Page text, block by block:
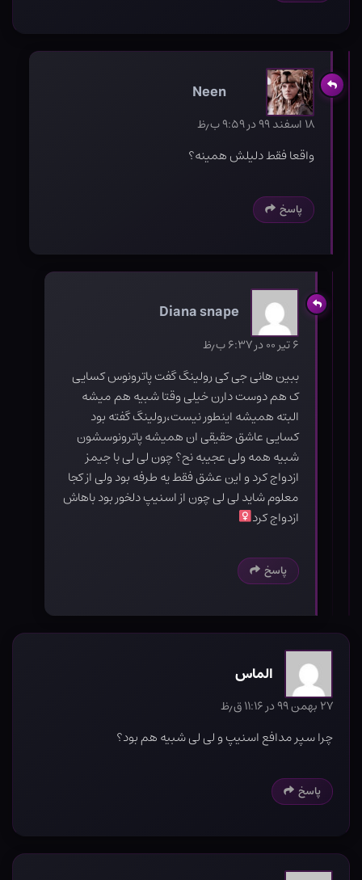
Neen
۱۸ اسفند ۹۹ در ۹:۵۹ ب٫ظ
واقعا فقط دلیلش همینه؟
پاسخ
Diana snape
۶ تیر ۰۰ در ۶:۳۷ ب٫ظ
ببین هانی جی کی رولینگ گفت پاترونوس کسایی
ک هم دوست دارن خیلی وقتا شبیه هم میشه
البته همیشه اینطور نیست،رولینگ گفته بود
کسایی عاشق حقیقی ان همیشه پاترونوسشون
شبیه همه ولی عجیبه نح؟ چون لی لی با جیمز
ازدواج کرد و این عشق فقط یه طرفه بود ولی از کجا
معلوم شاید لی لی چون از اسنیپ دلخور بود باهاش
ازدواج کرد‍
پاسخ
الماس
۲۷ بهمن ۹۹ در ۱۱:۱۶ ق٫ظ
چرا سپر مدافع اسنیپ و لی لی شبیه هم بود؟
پاسخ